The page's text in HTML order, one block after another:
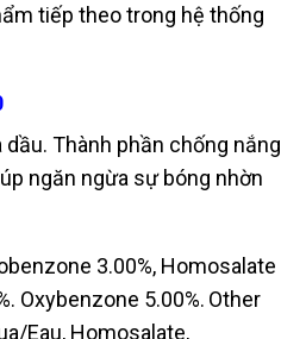
tiếp theo trong hệ thống
Thành phần chống nắng
ngăn ngừa sự bóng nhờn
3.00%, Homosalate
Oxybenzone 5.00%. Other
Eau, Homosalate,